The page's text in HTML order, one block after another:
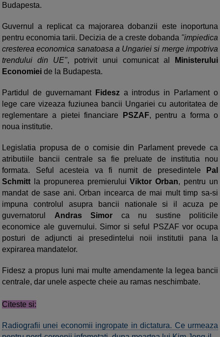
Budapesta.
Guvernul a replicat ca majorarea dobanzii este inoportuna
pentru economia tarii. Decizia de a creste dobanda "impiedica
cresterea economica sanatoasa a Ungariei si merge impotriva
trendului din UE", potrivit unui comunicat al
Ministerului
Economiei de la Budapesta.
Partidul de guvernamantFidesza introdus in Parlament o
lege care vizeaza fuziunea bancii Ungariei cu autoritatea de
reglementare a pietei financiare
PSZAF, pentru a forma o
noua institutie.
Legislatia propusa de o comisie din Parlament prevede ca
atributiile bancii centrale sa fie preluate de institutia nou
formata. Seful acesteia va fi numit de presedintele
Pal
Schmitt
la propunerea premieruluiViktor Orban, pentru un
mandat de sase ani. Orban incearca de mai mult timp sa-si
impuna controlul asupra bancii nationale si il acuza pe
guvernatorul Andras Simor ca nu sustine politicile
economice ale guvernului. Simor si seful PSZAF vor ocupa
posturi de adjuncti ai presedintelui noii institutii pana la
expirarea mandatelor.
Fidesz a propus luni mai multe amendamente la legea bancii
centrale, dar unele aspecte cheie au ramas neschimbate.
Citeste si:
Radiografii unei economii ingropate in dictatura. Ce urmeaza